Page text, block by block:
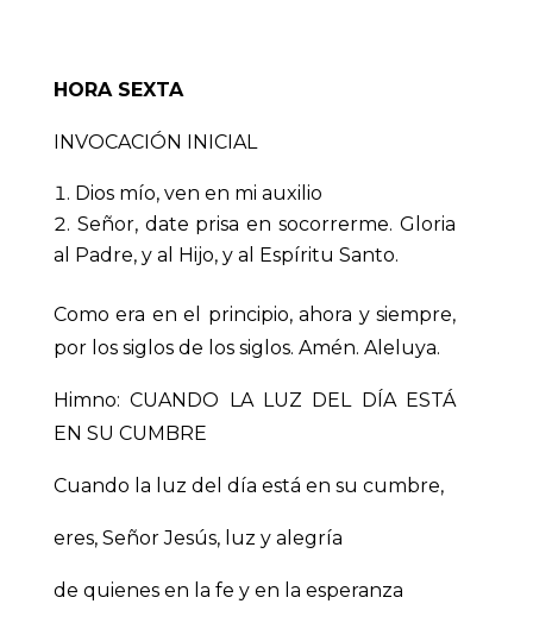
HORA SEXTA
INVOCACIÓN INICIAL
Dios mío, ven en mi auxilio
Señor, date prisa en socorrerme. Gloria
al Padre, y al Hijo, y al Espíritu Santo.
Como era en el principio, ahora y siempre,
por los siglos de los siglos. Amén. Aleluya.
Himno: CUANDO LA LUZ DEL DÍA ESTÁ
EN SU CUMBRE
Cuando la luz del día está en su cumbre,
eres, Señor Jesús, luz y alegría
de quienes en la fe y en la esperanza